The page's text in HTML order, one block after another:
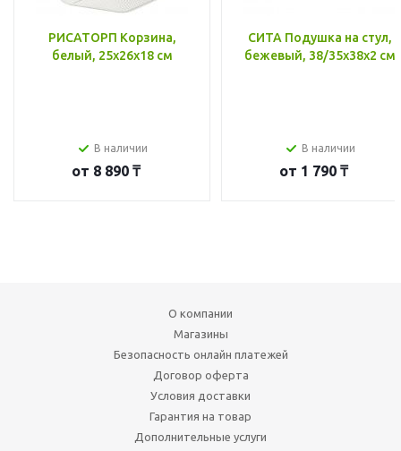
РИСАТОРП Корзина,
белый, 25x26x18 см
В наличии
от 8 890 ₸
СИТА Подушка на стул,
бежевый, 38/35x38x2 см
В наличии
от 1 790 ₸
О компании
Магазины
Безопасность онлайн платежей
Договор оферта
Условия доставки
Гарантия на товар
Дополнительные услуги